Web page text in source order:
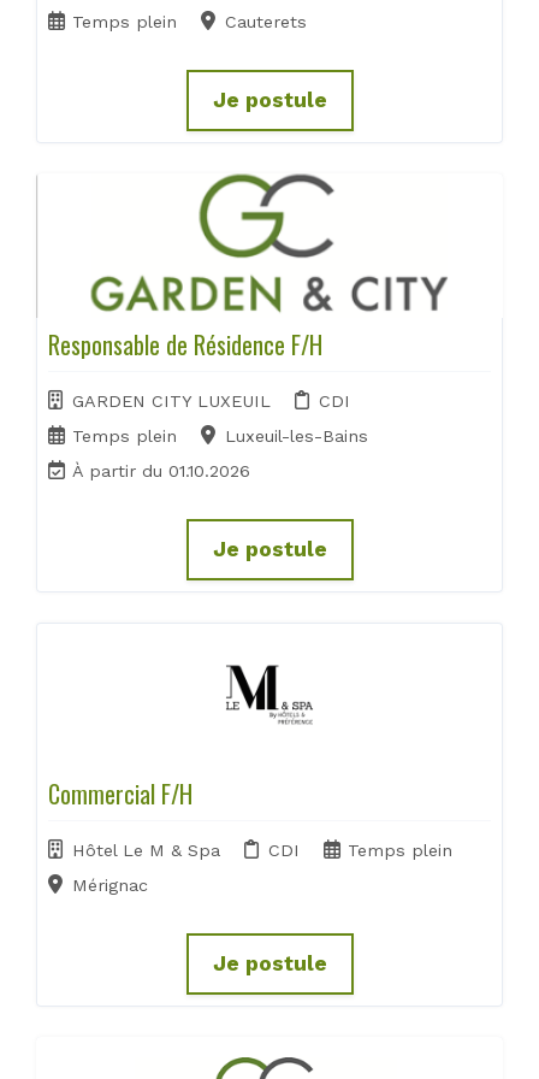
Temps plein Cauterets
Je postule
Responsable de Résidence F/H
GARDEN CITY LUXEUIL
CDI
Temps plein
Luxeuil-les-Bains
À partir du 01.10.2026
Je postule
Commercial F/H
Hôtel Le M & Spa CDI
Temps plein
Mérignac
Je postule